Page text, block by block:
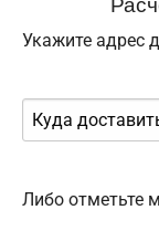
Укажите адрес
Либо отметьте